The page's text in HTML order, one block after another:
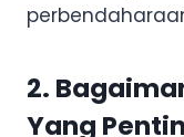
2.
Yang